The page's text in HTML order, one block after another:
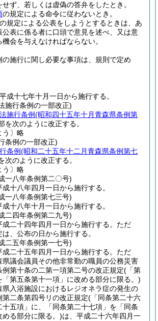
ず、若しくは虚偽の答弁をしたとき。
の規定による命令に従わないとき。
の規定による公表をしようとするときは、あ
公表に係る者に口頭で意見を述べ、又は意
会を与えなければならない。
の施行に関し必要な事項は、規則で定め
成十七年十月一日から施行する。
施行条例の一部改正)
施行条例(昭和四十五年十月青森県条例第
を次のように改正する。
う〕略
条例の一部改正)
条例(昭和二十五年十二月青森県条例第七
次のように改正する。
う〕略
一八年条例第二〇号)
十八年四月一日から施行する。
一八年条例第七三号)
十八年十月一日から施行する。
二四年条例第二九号)
二十四年四月一日から施行する。 ただ
、公布の日から施行する。
二五年条例第一七号)
二十五年四月一日から施行する。 ただ
県議会議員その他非常勤の職員の公務災害
第十条の二第一項第二号の改正規定(「第
第五条第十一項」に改める部分に限る。)
県入浴施設におけるレジオネラ症の発生の
二条第四号リの改正規定(「同条第二十六
五項」に、「同条第二十七項」を「同条
る部分に限る。)は、平成二十六年四月一